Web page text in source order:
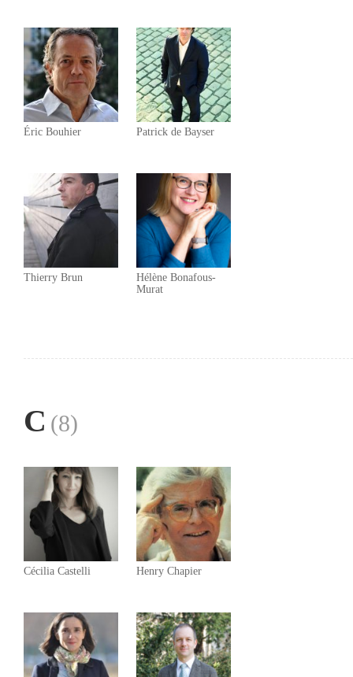
Éric Bouhier Patrick de Bayser
Thierry Brun
Hélène Bonafous-
Murat
C (8)
Cécilia Castelli Henry Chapier